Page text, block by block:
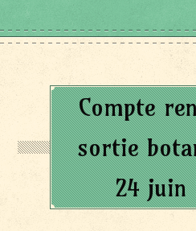
Compte
sortie
24 juin